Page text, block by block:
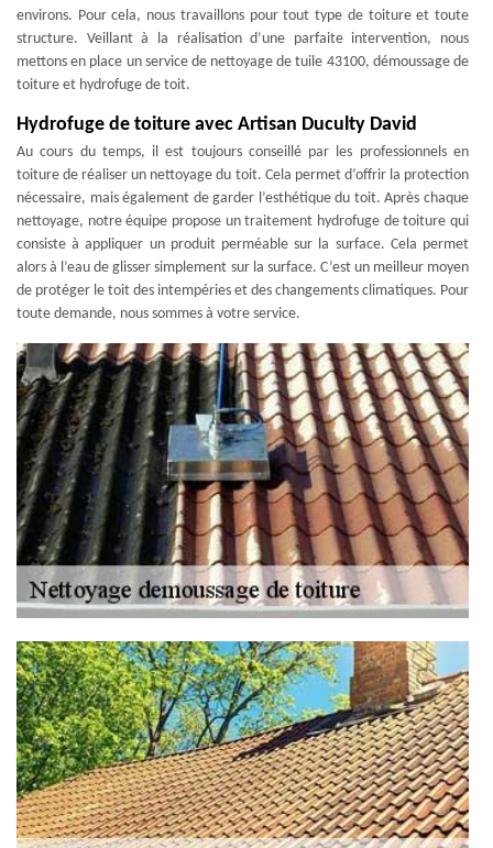
environs. Pour cela, nous travaillons pour tout type de toiture et toute
structure. Veillant à la réalisation d’une parfaite intervention, nous
mettons en place un service de nettoyage de tuile 43100, démoussage de
toiture et hydrofuge de toit.
Hydrofuge de toiture avec Artisan Duculty David
Au cours du temps, il est toujours conseillé par les professionnels en
toiture de réaliser un nettoyage du toit. Cela permet d’offrir la protection
nécessaire, mais également de garder l’esthétique du toit. Après chaque
nettoyage, notre équipe propose un traitement hydrofuge de toiture qui
consiste à appliquer un produit perméable sur la surface. Cela permet
alors à l’eau de glisser simplement sur la surface. C’est un meilleur moyen
de protéger le toit des intempéries et des changements climatiques. Pour
toute demande, nous sommes à votre service.